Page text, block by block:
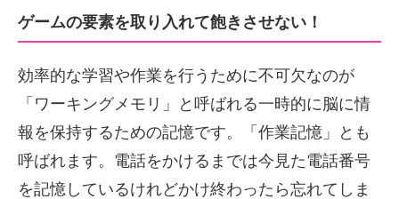
ゲームの要素を取り入れて飽きさせない！
効率的な学習や作業を行うために不可欠なのが
「ワーキングメモリ」と呼ばれる一時的に脳に情
報を保持するための記憶です。「作業記憶」とも
呼ばれます。電話をかけるまでは今見た電話番号
を記憶しているけれどかけ終わったら忘れてしま